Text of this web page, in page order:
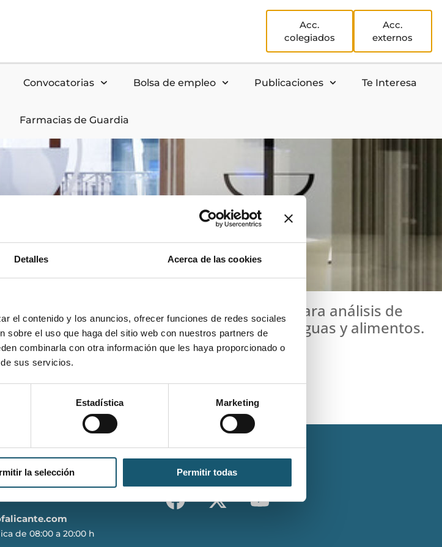
Detalles Acerca de las cookies
el contenido y los anuncios, ofrecer funciones de redes sociales
el uso que haga del sitio web con nuestros partners de
combinarla con otra información que les haya proporcionado o
sus servicios.
Estadística Marketing
la selección Permitir todas
Acc.
colegiados
Acc.
externos
Convocatorias Bolsa de empleo Publicaciones Te Interesa
Farmacias de Guardia
del formulario 41 de la Ventanilla Única para análisis de
42 para presupuesto de analíticas de aguas y alimentos.
de 08:00 a 20:00 h
Síguenos